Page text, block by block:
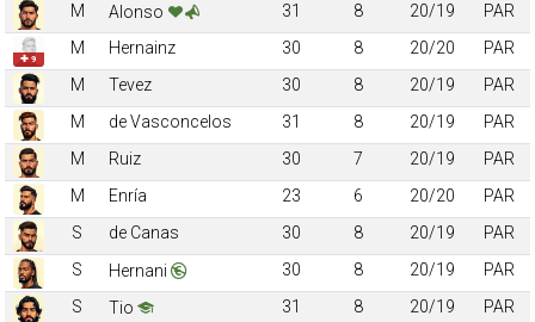
M
Alonso 31 8 20/19 PAR
✚ 9
M Hernainz 30 8 20/20
PAR
M
Tevez 30 8 20/19
PAR
M
de Vasconcelos 31 8 20/19
PAR
M
Ruiz 30 7 20/19
PAR
M
Enría 23 6 20/20
PAR
S
de Canas 30 8 20/19
PAR
S
Hernani 30 8 20/19
PAR
S
Tio 31 8 20/19
PAR